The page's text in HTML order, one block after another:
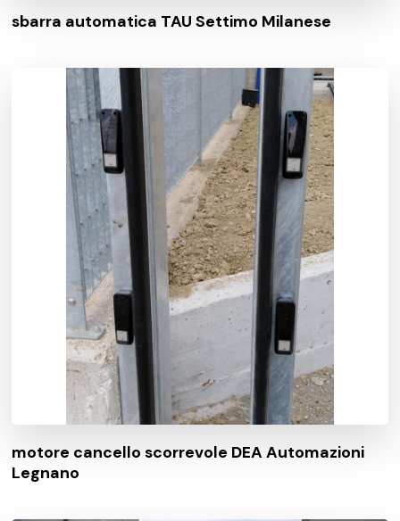
sbarra automatica TAU Settimo Milanese
motore cancello scorrevole DEA Automazioni
Legnano